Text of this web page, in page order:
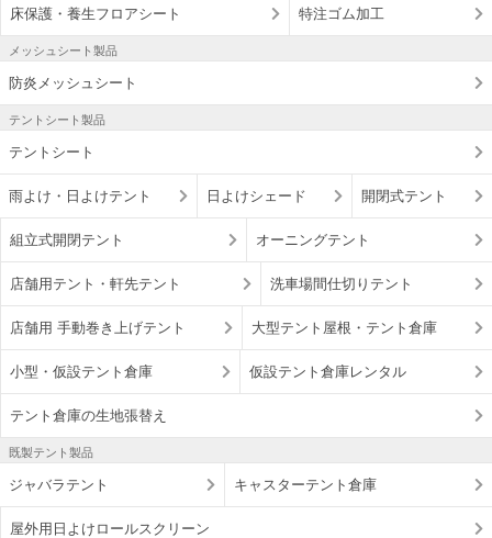
床保護・養生フロアシート 特注ゴム加工
メッシュシート製品
防炎メッシュシート
テントシート製品
テントシート
雨よけ・日よけテント 日よけシェード 開閉式テント
組立式開閉テント オーニングテント
店舗用テント・軒先テント 洗車場間仕切りテント
店舗用 手動巻き上げテント 大型テント屋根・テント倉庫
小型・仮設テント倉庫 仮設テント倉庫レンタル
テント倉庫の生地張替え
既製テント製品
ジャバラテント キャスターテント倉庫
屋外用日よけロールスクリーン